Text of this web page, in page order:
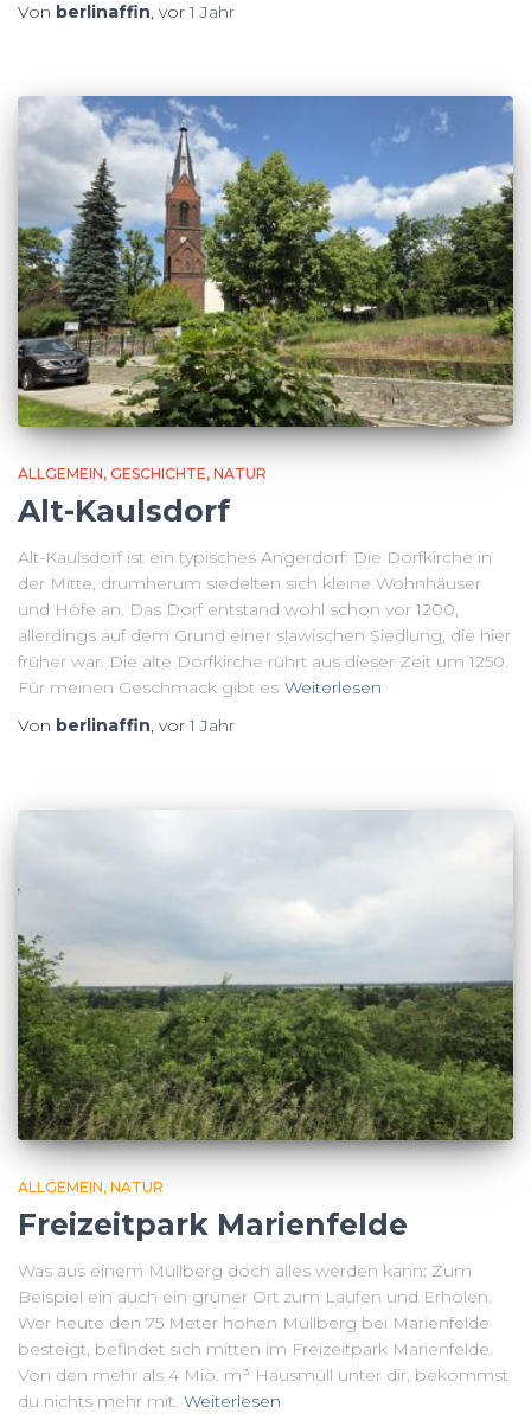
Von berlinaffin, vor1 Jahr
ALLGEMEIN GESCHICHTE NATUR
Alt-Kaulsdorf
Alt-Kaulsdorf ist ein typisches Angerdorf: Die Dorfkirche in
der Mitte, drumherum siedelten sich kleine Wohnhäuser
und Höfe an. Das Dorf entstand wohl schon vor 1200,
allerdings auf dem Grund einer slawischen Siedlung, die hier
früher war. Die alte Dorfkirche rührt aus dieser Zeit um 1250.
Für meinen Geschmack gibt es Weiterlesen
Von berlinaffin, vor1 Jahr
ALLGEMEIN NATUR
Freizeitpark Marienfelde
Was aus einem Müllberg doch alles werden kann: Zum
Beispiel ein auch ein grüner Ort zum Laufen und Erholen.
Wer heute den 75 Meter hohen Müllberg bei Marienfelde
besteigt, befindet sich mitten im Freizeitpark Marienfelde.
Von den mehr als 4 Mio. m³ Hausmüll unter dir, bekommst
du nichts mehr mit. Weiterlesen